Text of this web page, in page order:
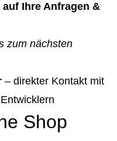
Ihre Anfragen &
zum nächsten
– direkter Kontakt mit
Shop